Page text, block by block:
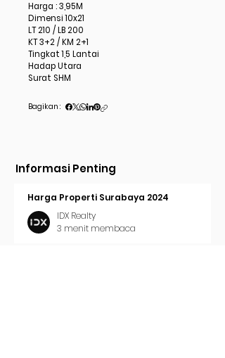
Harga : 3,95M
Dimensi 10x21
LT 210 / LB 200
KT 3+2 / KM 2+1
Tingkat 1,5 Lantai
Hadap Utara
Surat SHM
Bagikan :
Informasi Penting
Harga Properti Surabaya 2024
IDX Realty
3 menit membaca